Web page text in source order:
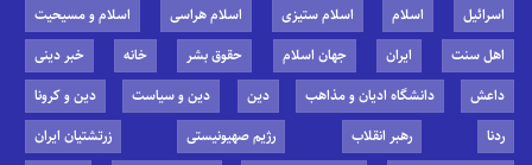
اسرائیل
اسلام اسلام ستیزی اسلام هراسی
اسلام و مسیحیت
اهل سنت
ایران جهان اسلام حقوق بشر خانه
خبر دینی
داعش
دانشگاه ادیان و مذاهب دین دین و سیاست
دین و کرونا
ردنا
رهبر انقلاب رژیم صهیونیستی
زرتشتیان ایران